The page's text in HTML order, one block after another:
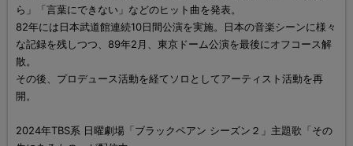
ら」「言葉にできない」などのヒット曲を発表。
82年には日本武道館連続10日間公演を実施。日本の音楽シーンに様々
な記録を残しつつ、89年2月、東京ドーム公演を最後にオフコース解
散。
その後、プロデュース活動を経てソロとしてアーティスト活動を再
開。
2024年TBS系 日曜劇場「ブラックペアン シーズン２」主題歌「その